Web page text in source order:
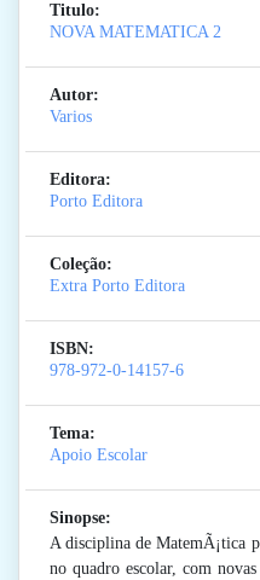
Titulo:
NOVA MATEMATICA 2
Autor:
Varios
Editora:
Porto Editora
Coleção:
Extra Porto Editora
ISBN:
978-972-0-14157-6
Tema:
Apoio Escolar
Sinopse:
A disciplina de MatemÃ¡tica
no quadro escolar, com